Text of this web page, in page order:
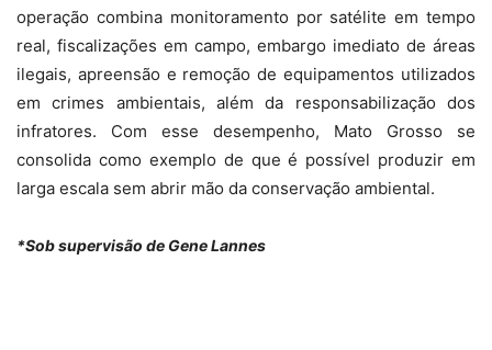
operação combina monitoramento por satélite em tempo
real, fiscalizações em campo, embargo imediato de áreas
ilegais, apreensão e remoção de equipamentos utilizados
em crimes ambientais, além da responsabilização dos
infratores. Com esse desempenho, Mato Grosso se
consolida como exemplo de que é possível produzir em
larga escala sem abrir mão da conservação ambiental.
*Sob supervisão de Gene Lannes